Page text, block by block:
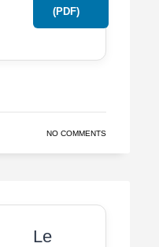
(PDF)
NO COMMENTS
Le